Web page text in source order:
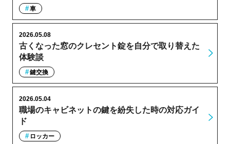
車
古くなった窓のクレセント錠を自分で取り替えた
体験談
2026.05.08
鍵交換
職場のキャビネットの鍵を紛失した時の対応ガイ
ド
2026.05.04
ロッカー